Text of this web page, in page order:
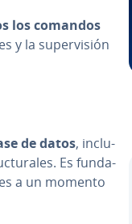
los comandos
y la su­pe­r­vi­sión
de datos, in­clu­
Es fu­n­da­
a un momento